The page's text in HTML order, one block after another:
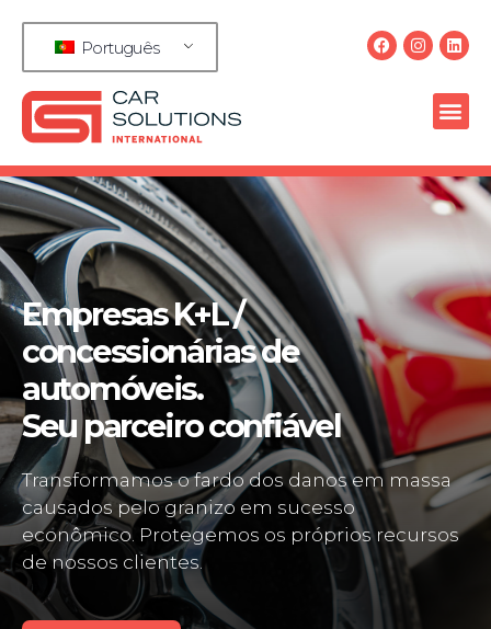
Português
Empresas K+L /
concessionárias de
automóveis.
Seu parceiro confiável
Transformamos o fardo dos danos em massa
causados ​​pelo granizo em sucesso
econômico. Protegemos os próprios recursos
de nossos clientes.